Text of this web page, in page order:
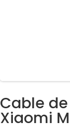
Cable
Xiaomi